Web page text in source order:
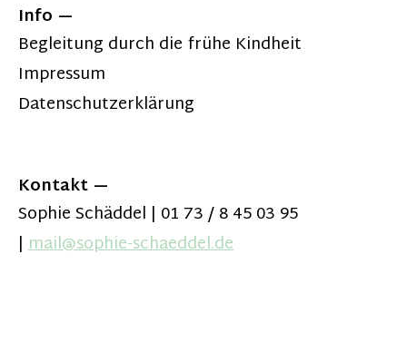
Info
Begleitung durch die frühe Kindheit
Impressum
Datenschutzerklärung
Kontakt
Sophie Schäddel | 01 73 / 8 45 03 95
| mail@sophie-schaeddel.de